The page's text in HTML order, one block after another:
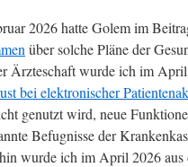
2026 hatte Golem im
über solche Pläne der
Ärzteschaft wurde ich im
bei elektronischer
genutzt wird, neue
Befugnisse der
wurde ich im April 2026